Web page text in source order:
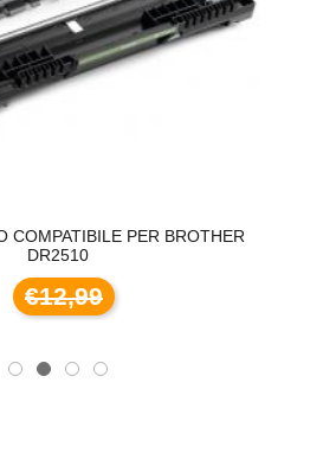
COMPATIBILE PER BROTHER
DR2510
€12,99